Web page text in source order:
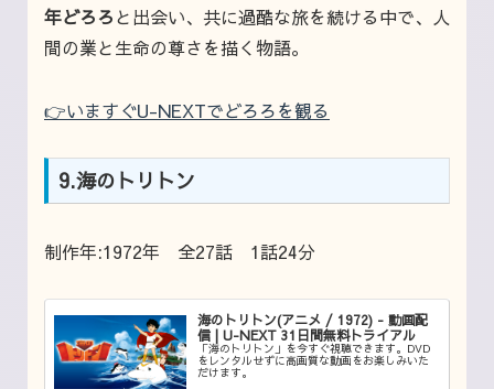
年どろろと出会い、共に過酷な旅を続ける中で、人
間の業と生命の尊さを描く物語。
👉いますぐU-NEXTでどろろを観る
9.海のトリトン
制作年:1972年 全27話 1話24分
海のトリトン(アニメ / 1972) - 動画配
信 | U-NEXT 31日間無料トライアル
「海のトリトン」を今すぐ視聴できます。DVD
をレンタルせずに高画質な動画をお楽しみいた
だけます。